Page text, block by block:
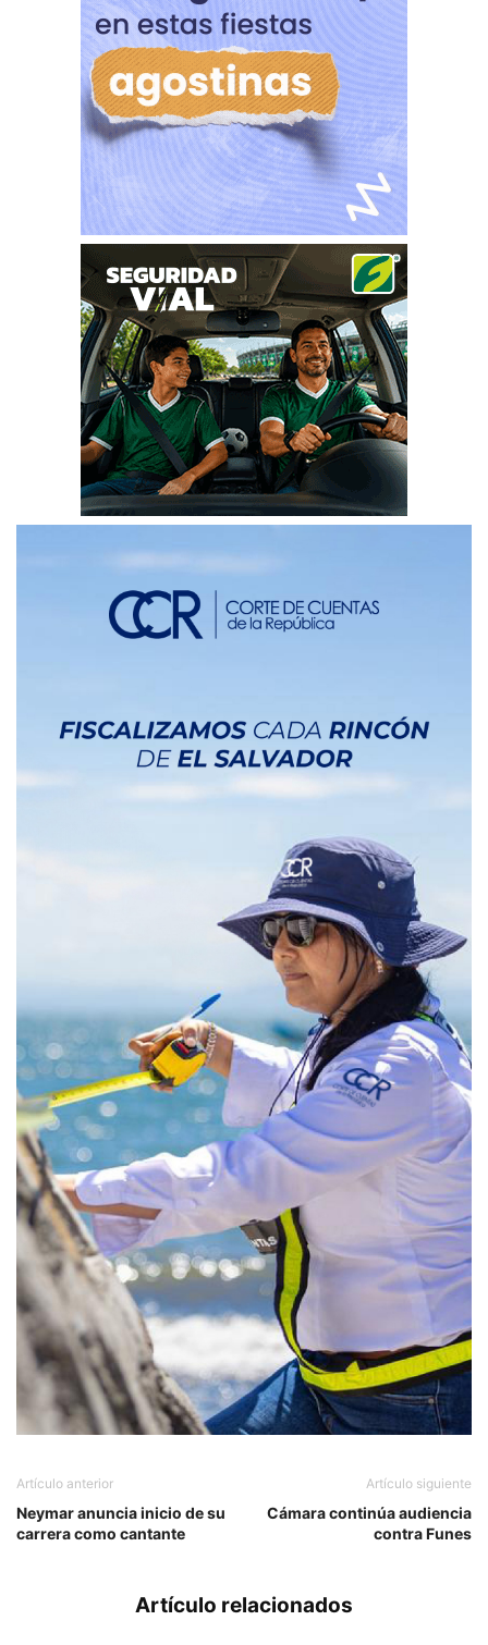
Artículo anterior
Neymar anuncia inicio de su
carrera como cantante
Artículo siguiente
Cámara continúa audiencia
contra Funes
Artículo relacionados